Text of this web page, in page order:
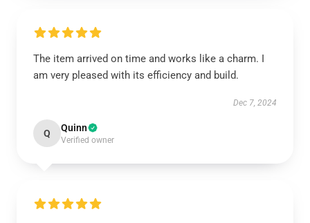
The item arrived on time and works like a charm. I
am very pleased with its efficiency and build.
Dec 7, 2024
Q Quinn
Verified owner